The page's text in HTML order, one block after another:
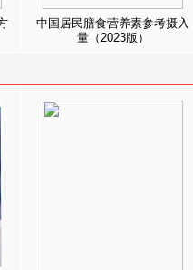
中国居民膳食营养素参考摄入
量（2023版）